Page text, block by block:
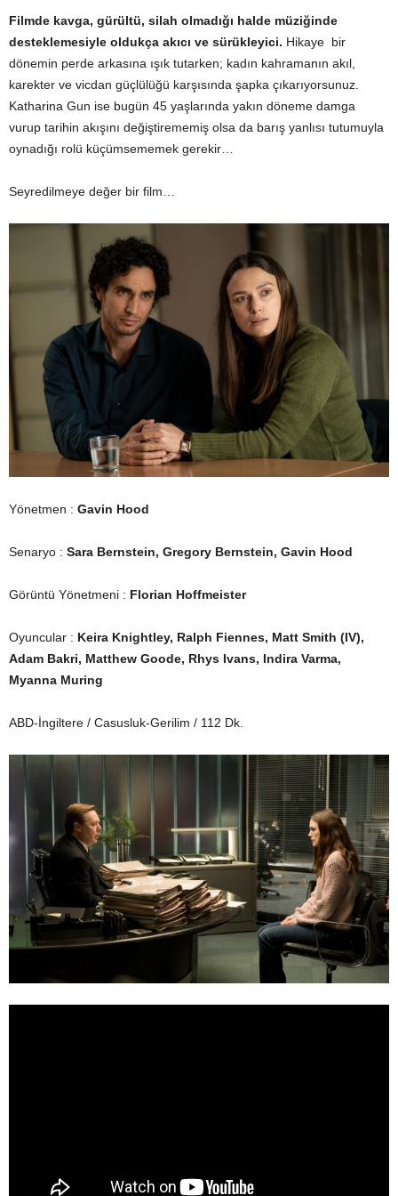
Filmde kavga, gürültü, silah olmadığı halde müziğinde
desteklemesiyle oldukça akıcı ve sürükleyici. Hikaye bir
dönemin perde arkasına ışık tutarken; kadın kahramanın akıl,
karekter ve vicdan güçlülüğü karşısında şapka çıkarıyorsunuz.
Katharina Gun ise bugün 45 yaşlarında yakın döneme damga
vurup tarihin akışını değiştirememiş olsa da barış yanlısı tutumuyla
oynadığı rolü küçümsememek gerekir…
Seyredilmeye değer bir film…
Yönetmen : Gavin Hood
Senaryo : Sara Bernstein, Gregory Bernstein, Gavin Hood
Görüntü Yönetmeni : Florian Hoffmeister
Oyuncular : Keira Knightley, Ralph Fiennes, Matt Smith (IV),
Adam Bakri, Matthew Goode, Rhys Ivans, Indira Varma,
Myanna Muring
ABD-İngiltere / Casusluk-Gerilim / 112 Dk.